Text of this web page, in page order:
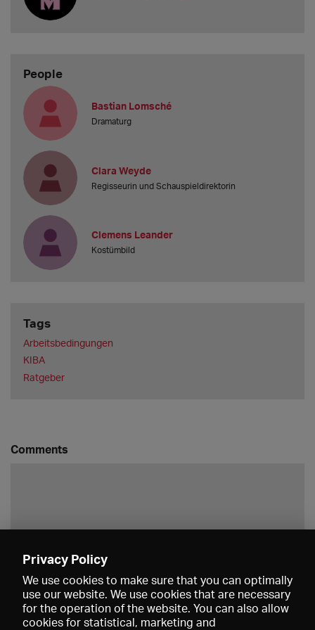
People
Bastian Lomsché
Dramaturg
Clara Weyde
Regisseurin und Schauspieldirektorin
Clemens Leander
Kostümbild
Tags
Arbeitsbedingungen
KIBA
Ratgeber
Comments
Privacy Policy
We use cookies to make sure that you can optimally
use our website. We use cookies that are necessary
for the operation of the website. You can also allow
cookies for statistical, marketing and